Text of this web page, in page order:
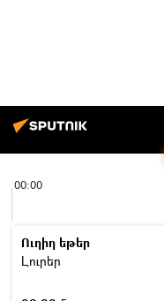
00:00
Ուղիղ եթեր
Լուրեր